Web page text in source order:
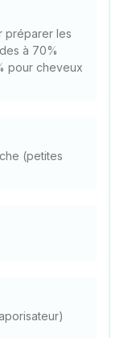
préparer les
à 70%
pour cheveux
(petites